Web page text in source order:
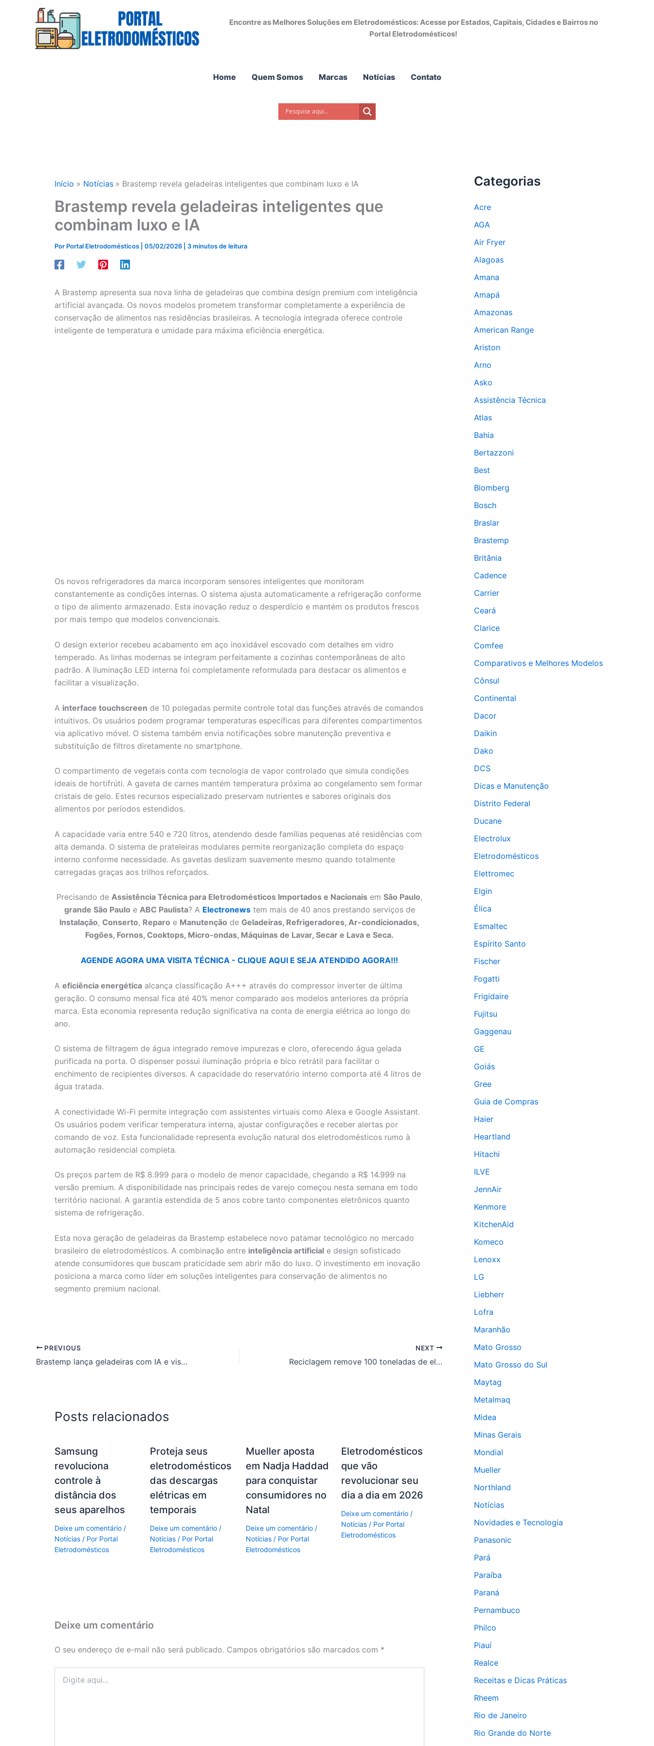
Encontre as Melhores Soluções em Eletrodomésticos: Acesse por Estados, Capitais, Cidades e Bairros no
Portal Eletrodomésticos!
Home Quem Somos Marcas Notícias Contato
Início Notícias Brastemp revela geladeiras inteligentes que combinam luxo e IA
Brastemp revela geladeiras inteligentes que
combinam luxo e IA
Por Portal Eletrodomésticos 05/02/2026 3 minutos de leitura
A Brastemp apresenta sua nova linha de geladeiras que combina design premium com inteligência
artificial avançada. Os novos modelos prometem transformar completamente a experiência de
conservação de alimentos nas residências brasileiras. A tecnologia integrada oferece controle
inteligente de temperatura e umidade para máxima eficiência energética.
Os novos refrigeradores da marca incorporam sensores inteligentes que monitoram
constantemente as condições internas. O sistema ajusta automaticamente a refrigeração conforme
o tipo de alimento armazenado. Esta inovação reduz o desperdício e mantém os produtos frescos
por mais tempo que modelos convencionais.
O design exterior recebeu acabamento em aço inoxidável escovado com detalhes em vidro
temperado. As linhas modernas se integram perfeitamente a cozinhas contemporâneas de alto
padrão. A iluminação LED interna foi completamente reformulada para destacar os alimentos e
facilitar a visualização.
A interface touchscreen de 10 polegadas permite controle total das funções através de comandos
intuitivos. Os usuários podem programar temperaturas específicas para diferentes compartimentos
via aplicativo móvel. O sistema também envia notificações sobre manutenção preventiva e
substituição de filtros diretamente no smartphone.
O compartimento de vegetais conta com tecnologia de vapor controlado que simula condições
ideais de hortifrúti. A gaveta de carnes mantém temperatura próxima ao congelamento sem formar
cristais de gelo. Estes recursos especializado preservam nutrientes e sabores originais dos
alimentos por períodos estendidos.
A capacidade varia entre 540 e 720 litros, atendendo desde famílias pequenas até residências com
alta demanda. O sistema de prateleiras modulares permite reorganização completa do espaço
interno conforme necessidade. As gavetas deslizam suavemente mesmo quando totalmente
carregadas graças aos trilhos reforçados.
Precisando de Assistência Técnica para Eletrodomésticos Importados e Nacionais em São Paulo,
grande São Paulo e ABC Paulista? A Electronewstem mais de 40 anos prestando serviços de
Instalação, Conserto, Reparo e Manutenção de Geladeiras, Refrigeradores, Ar-condicionados,
Fogões, Fornos, Cooktops, Micro-ondas, Máquinas de Lavar, Secar e Lava e Seca.
AGENDE AGORA UMA VISITA TÉCNICA - CLIQUE AQUI E SEJA ATENDIDO AGORA!!!
A eficiência energética alcança classificação A+++ através do compressor inverter de última
geração. O consumo mensal fica até 40% menor comparado aos modelos anteriores da própria
marca. Esta economia representa redução significativa na conta de energia elétrica ao longo do
ano.
O sistema de filtragem de água integrado remove impurezas e cloro, oferecendo água gelada
purificada na porta. O dispenser possui iluminação própria e bico retrátil para facilitar o
enchimento de recipientes diversos. A capacidade do reservatório interno comporta até 4 litros de
água tratada.
A conectividade Wi-Fi permite integração com assistentes virtuais como Alexa e Google Assistant.
Os usuários podem verificar temperatura interna, ajustar configurações e receber alertas por
comando de voz. Esta funcionalidade representa evolução natural dos eletrodomésticos rumo à
automação residencial completa.
Os preços partem de R$ 8.999 para o modelo de menor capacidade, chegando a R$ 14.999 na
versão premium. A disponibilidade nas principais redes de varejo começou nesta semana em todo
território nacional. A garantia estendida de 5 anos cobre tanto componentes eletrônicos quanto
sistema de refrigeração.
Esta nova geração de geladeiras da Brastemp estabelece novo patamar tecnológico no mercado
brasileiro de eletrodomésticos. A combinação entre inteligência artificial e design sofisticado
atende consumidores que buscam praticidade sem abrir mão do luxo. O investimento em inovação
posiciona a marca como líder em soluções inteligentes para conservação de alimentos no
segmento premium nacional.
PREVIOUS
Brastemp lança geladeiras com IA e visual renovado
NEXT
Reciclagem remove 100 toneladas de eletrodomésticos em janeiro
Posts relacionados
Samsung
revoluciona
controle à
distância dos
seus aparelhos
Deixe um comentário /
Notícias / Por Portal
Eletrodomésticos
Proteja seus
eletrodomésticos
das descargas
elétricas em
temporais
Deixe um comentário /
Notícias / Por Portal
Eletrodomésticos
Mueller aposta
em Nadja Haddad
para conquistar
consumidores no
Natal
Deixe um comentário /
Notícias/ Por Portal
Eletrodomésticos
Eletrodomésticos
que vão
revolucionar seu
dia a dia em 2026
Deixe um comentário /
Notícias/ Por Portal
Eletrodomésticos
Deixe um comentário
O seu endereço de e-mail não será publicado. Campos obrigatórios são marcados com *
aqui...
Categorias
Acre
AGA
Air Fryer
Alagoas
Amana
Amapá
Amazonas
American Range
Ariston
Arno
Asko
Assistência Técnica
Atlas
Bahia
Bertazzoni
Best
Blomberg
Bosch
Braslar
Brastemp
Britânia
Cadence
Carrier
Ceará
Clarice
Comfee
Comparativos e Melhores Modelos
Cônsul
Continental
Dacor
Daikin
Dako
DCS
Dicas e Manutenção
Distrito Federal
Ducane
Electrolux
Eletrodomésticos
Elettromec
Elgin
Élica
Esmaltec
Espírito Santo
Fischer
Fogatti
Frigidaire
Fujitsu
Gaggenau
GE
Goiás
Gree
Guia de Compras
Haier
Heartland
Hitachi
ILVE
JennAir
Kenmore
KitchenAid
Komeco
Lenoxx
LG
Liebherr
Lofra
Maranhão
Mato Grosso
Mato Grosso do Sul
Maytag
Metalmaq
Midea
Minas Gerais
Mondial
Mueller
Northland
Notícias
Novidades e Tecnologia
Panasonic
Pará
Paraíba
Paraná
Pernambuco
Philco
Piauí
Realce
Receitas e Dicas Práticas
Rheem
Rio de Janeiro
Rio Grande do Norte